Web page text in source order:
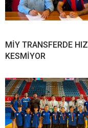
MİY TRANSFERDE HIZ
KESMİYOR